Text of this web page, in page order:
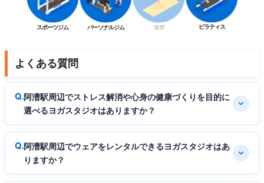
スポーツジム パーソナルジム ヨガ ピラティス
よくある質問
阿漕駅周辺でストレス解消や心身の健康づくりを目的に
選べるヨガスタジオはありますか？
阿漕駅周辺でウェアをレンタルできるヨガスタジオはあ
りますか？